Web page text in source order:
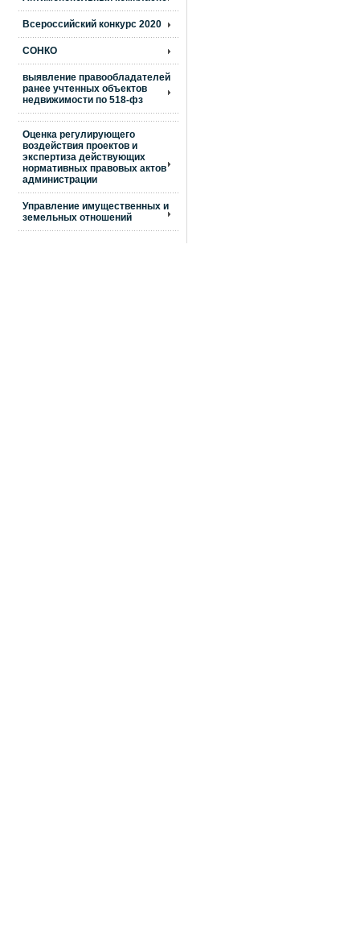
Всероссийский конкурс 2020
СОНКО
выявление правообладателей
ранее учтенных объектов
недвижимости по 518-фз
Оценка регулирующего
воздействия проектов и
экспертиза действующих
нормативных правовых актов
администрации
Управление имущественных и
земельных отношений